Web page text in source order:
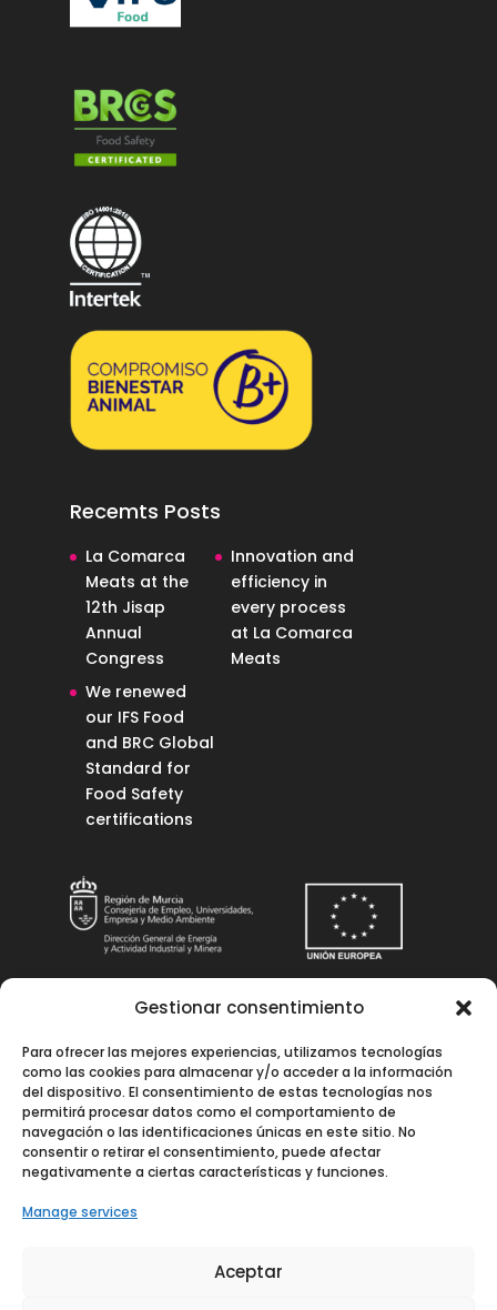
Gestionar consentimiento
Para ofrecer las mejores experiencias, utilizamos tecnologías
como las cookies para almacenar y/o acceder a la información
del dispositivo. El consentimiento de estas tecnologías nos
permitirá procesar datos como el comportamiento de
navegación o las identificaciones únicas en este sitio. No
consentir o retirar el consentimiento, puede afectar
negativamente a ciertas características y funciones.
Manage services
Aceptar
Recemts Posts
La Comarca
Meats at the
12th Jisap
Annual
Congress
Innovation and
efficiency in
every process
at La Comarca
Meats
We renewed
our IFS Food
and BRC Global
Standard for
Food Safety
certifications
Una manera de hacer Europa
Instalación solar fotovoltaica para
autoconsumo en La Comarca Meats, S.L.
Objetivo: Conseguir una economía más
limpia y sostenible.
Fondo Europeo de Desarrollo Regional